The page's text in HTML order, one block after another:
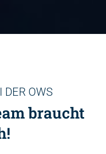
DER OWS
braucht